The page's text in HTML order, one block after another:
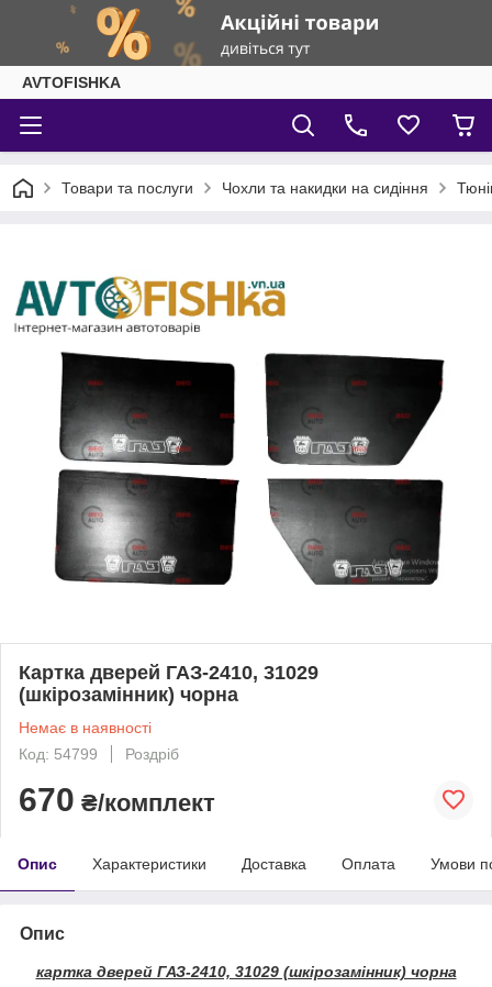
AVTOFISHKA
Товари та послуги Чохли та накидки на сидіння
Картка дверей ГАЗ-2410, 31029
(шкірозамінник) чорна
Немає в наявності
Код: 54799
Роздріб
670 ₴/комплект
Опис Характеристики Доставка Оплата Умови
Опис
картка дверей ГАЗ-2410, 31029 (шкірозамінник) чорна